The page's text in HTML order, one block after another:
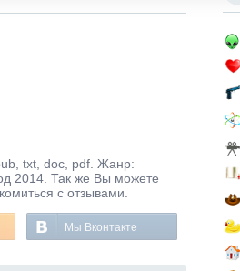
txt, doc, pdf. Жанр:
2014. Так же Вы можете
с отзывами.
Мы Вконтакте